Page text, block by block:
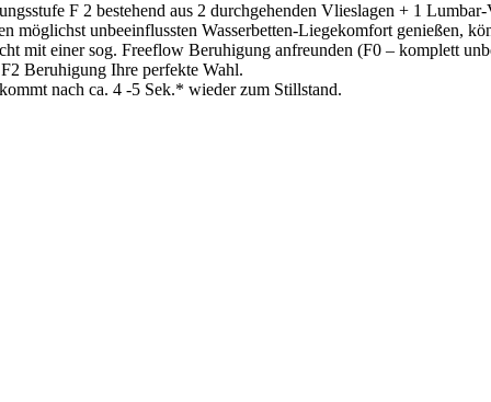
F 2 bestehend aus 2 durchgehenden Vlieslagen + 1
möglichst unbeeinflussten Wasserbetten-Liegekomfort genießen,
mit einer sog. Freeflow Beruhigung anfreunden (F0 – komplett
Beruhigung Ihre perfekte Wahl.
nach ca. 4 -5 Sek.* wieder zum Stillstand.